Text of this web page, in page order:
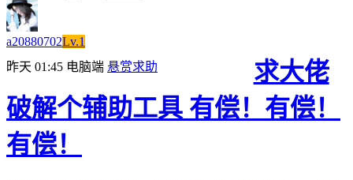
a20880702Lv.1
昨天 01:45 电脑端 悬赏求助
求大佬
破解个辅助工具 有偿！有偿！
有偿！